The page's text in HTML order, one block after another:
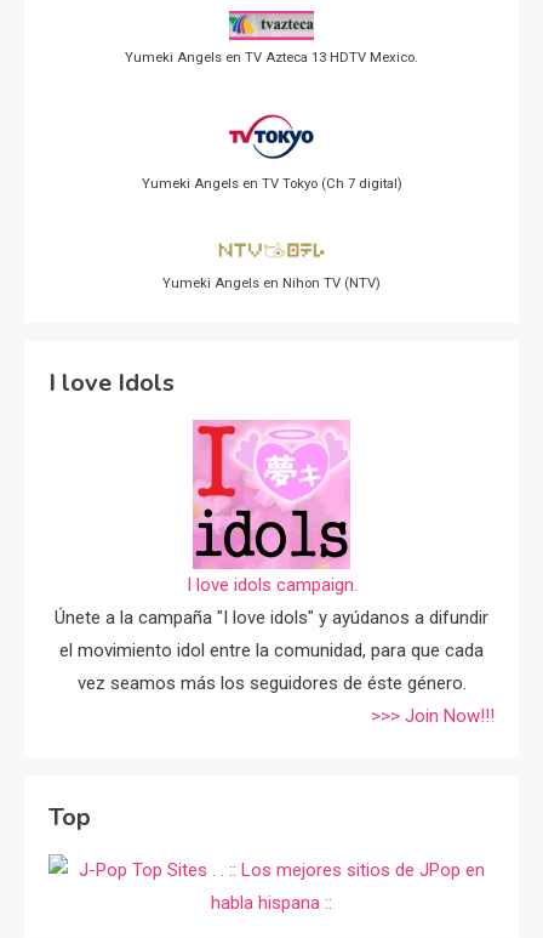
Yumeki Angels en TV Azteca 13 HDTV Mexico.
Yumeki Angels en TV Tokyo (Ch 7 digital)
Yumeki Angels en Nihon TV (NTV)
I love Idols
I love idols campaign.
Únete a la campaña "I love idols" y ayúdanos a difundir
el movimiento idol entre la comunidad, para que cada
vez seamos más los seguidores de éste género.
>>> Join Now!!!
Top